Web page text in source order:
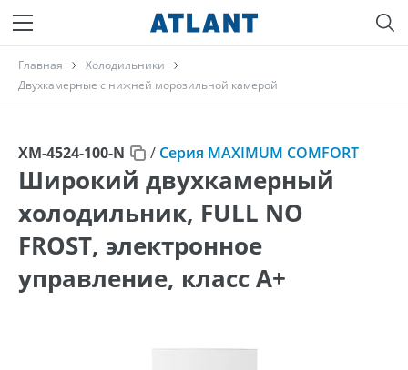
Главная
Холодильники
Двухкамерные с нижней морозильной камерой
ХМ-4524-100-N / Серия MAXIMUM COMFORT
Широкий двухкамерный
холодильник, FULL NO
FROST, электронное
управление, класс A+